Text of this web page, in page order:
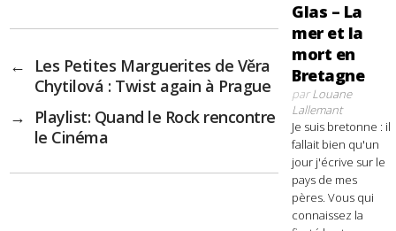
←
Les Petites Marguerites de Věra
Chytilová : Twist again à Prague
→
Playlist: Quand le Rock rencontre
le Cinéma
Glas – La
mer et la
mort en
Bretagne
parLouane
Lallemant
Je suis bretonne : il
fallait bien qu'un
jour j'écrive sur le
pays de mes
pères. Vous qui
connaissez la